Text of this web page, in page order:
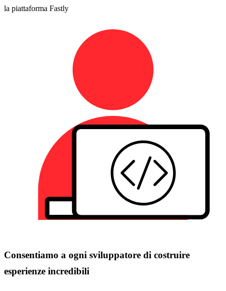
la piattaforma Fastly
Consentiamo a ogni sviluppatore di costruire
esperienze incredibili